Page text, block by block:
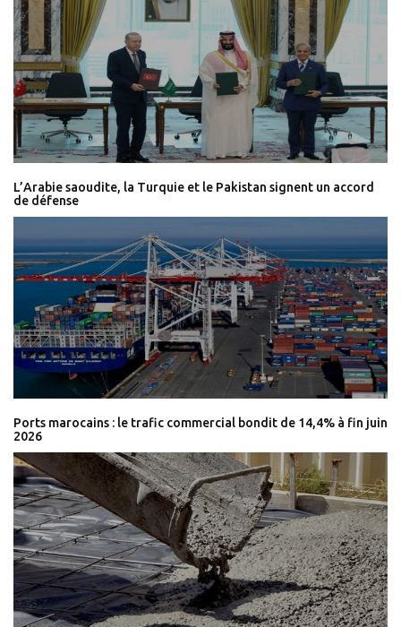
L’Arabie saoudite, la Turquie et le Pakistan signent un accord
de défense
Ports marocains : le trafic commercial bondit de 14,4% à fin juin
2026